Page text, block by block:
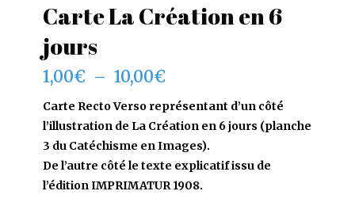
Carte La Création en 6
jours
1,00€ – 10,00€
prix :
1,00€
à
10,00€
Carte Recto Verso représentant d’un côté
l’illustration de La Création en 6 jours (planche
3 du Catéchisme en Images).
De l’autre côté le texte explicatif issu de
l’édition IMPRIMATUR 1908.